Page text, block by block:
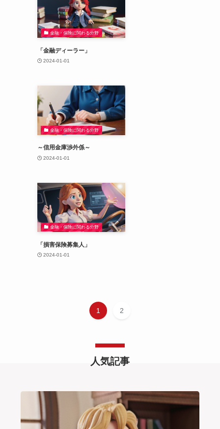
金融・保険に関わる分野
「金融ディーラー」
2024-01-01
金融・保険に関わる分野
～信用金庫渉外係～
2024-01-01
金融・保険に関わる分野
「損害保険募集人」
2024-01-01
1 2
人気記事